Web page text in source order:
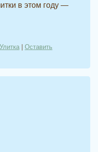
в этом году —
Оставить